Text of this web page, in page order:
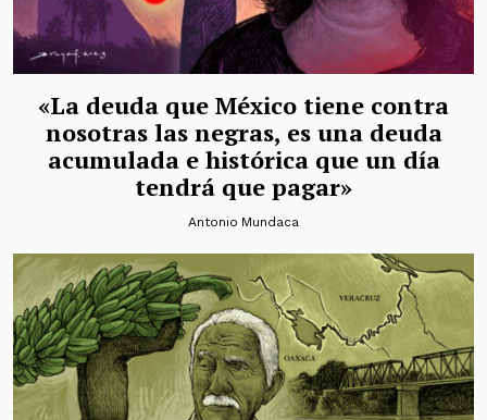
«La deuda que México tiene contra
nosotras las negras, es una deuda
acumulada e histórica que un día
tendrá que pagar»
Antonio Mundaca